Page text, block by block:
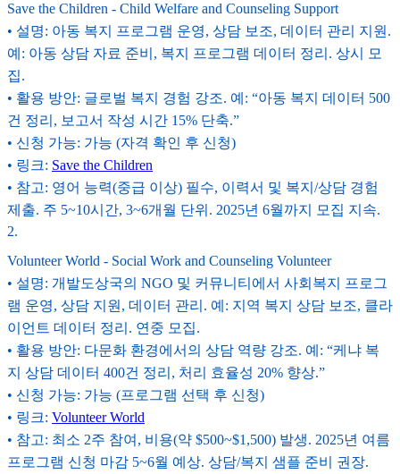
Save the Children - Child Welfare and Counseling Support
• 설명: 아동 복지 프로그램 운영, 상담 보조, 데이터 관리 지원.
예: 아동 상담 자료 준비, 복지 프로그램 데이터 정리. 상시 모
집.
• 활용 방안: 글로벌 복지 경험 강조. 예: “아동 복지 데이터 500
건 정리, 보고서 작성 시간 15% 단축.”
• 신청 가능: 가능 (자격 확인 후 신청)
• 링크: Save the Children
• 참고: 영어 능력(중급 이상) 필수, 이력서 및 복지/상담 경험
제출. 주 5~10시간, 3~6개월 단위. 2025년 6월까지 모집 지속.
2.
Volunteer World - Social Work and Counseling Volunteer
• 설명: 개발도상국의 NGO 및 커뮤니티에서 사회복지 프로그
램 운영, 상담 지원, 데이터 관리. 예: 지역 복지 상담 보조, 클라
이언트 데이터 정리. 연중 모집.
• 활용 방안: 다문화 환경에서의 상담 역량 강조. 예: “케냐 복
지 상담 데이터 400건 정리, 처리 효율성 20% 향상.”
• 신청 가능: 가능 (프로그램 선택 후 신청)
• 링크: Volunteer World
• 참고: 최소 2주 참여, 비용(약 $500~$1,500) 발생. 2025년 여름
프로그램 신청 마감 5~6월 예상. 상담/복지 샘플 준비 권장.